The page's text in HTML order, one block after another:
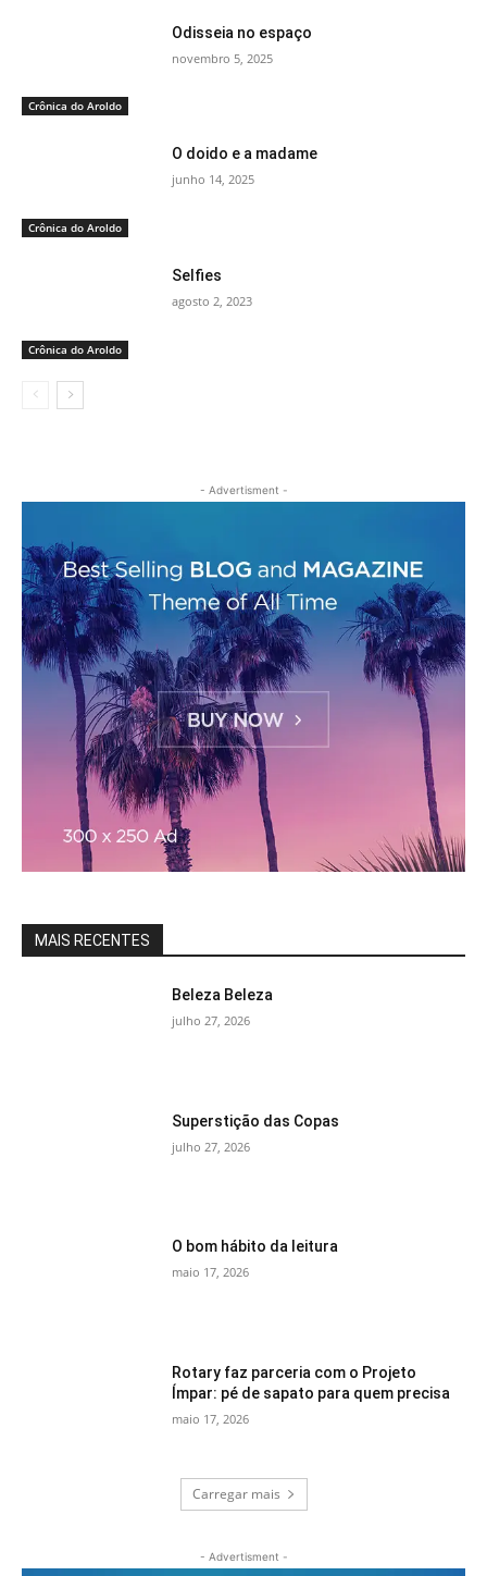
Crônica do Aroldo
Odisseia no espaço
novembro 5, 2025
Crônica do Aroldo
O doido e a madame
junho 14, 2025
Crônica do Aroldo
Selfies
agosto 2, 2023
- Advertisment -
MAIS RECENTES
Beleza Beleza
julho 27, 2026
Superstição das Copas
julho 27, 2026
O bom hábito da leitura
maio 17, 2026
Rotary faz parceria com o Projeto
Ímpar: pé de sapato para quem precisa
maio 17, 2026
Carregar mais
- Advertisment -